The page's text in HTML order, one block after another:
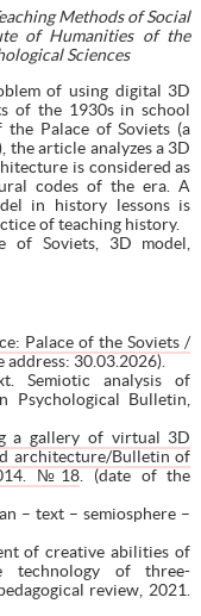
Methods of Social
of Humanities of the
Sciences
of using digital 3D
of the 1930s in school
Palace of Soviets (a
the article analyzes a 3D
is considered as
codes of the era. A
in history lessons is
of teaching history.
of Soviets, 3D model,
Palace of the Soviets /
address: 30.03.2026).
Semiotic analysis of
Psychological Bulletin,
a gallery of virtual 3D
architecture/Bulletin of
№18. (date of the
– text – semiosphere –
of creative abilities of
technology of three-
review, 2021.